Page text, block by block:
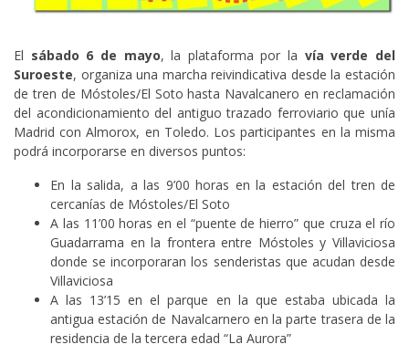
El sábado 6 de mayo, la plataforma por la vía verde del
Suroeste, organiza una marcha reivindicativa desde la estación
de tren de Móstoles/El Soto hasta Navalcanero en reclamación
del acondicionamiento del antiguo trazado ferroviario que unía
Madrid con Almorox, en Toledo. Los participantes en la misma
podrá incorporarse en diversos puntos:
En la salida, a las 9’00 horas en la estación del tren de
cercanías de Móstoles/El Soto
A las 11’00 horas en el “puente de hierro” que cruza el río
Guadarrama en la frontera entre Móstoles y Villaviciosa
donde se incorporaran los senderistas que acudan desde
Villaviciosa
A las 13’15 en el parque en la que estaba ubicada la
antigua estación de Navalcarnero en la parte trasera de la
residencia de la tercera edad “La Aurora”